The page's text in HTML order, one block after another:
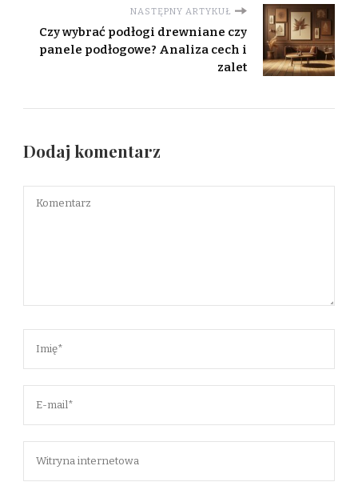
NASTĘPNY ARTYKUŁ
Czy wybrać podłogi drewniane czy
panele podłogowe? Analiza cech i
zalet
Dodaj komentarz